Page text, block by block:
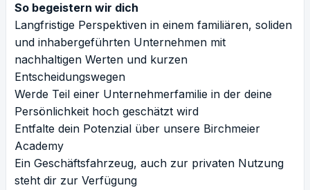
So begeistern wir dich
Langfristige Perspektiven in einem familiären, soliden
und inhabergeführten Unternehmen mit
nachhaltigen Werten und kurzen
Entscheidungswegen
Werde Teil einer Unternehmerfamilie in der deine
Persönlichkeit hoch geschätzt wird
Entfalte dein Potenzial über unsere Birchmeier
Academy
Ein Geschäftsfahrzeug, auch zur privaten Nutzung
steht dir zur Verfügung